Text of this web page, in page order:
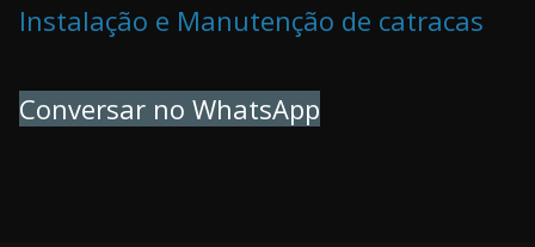
Instalação e Manutenção de catracas
Conversar no WhatsApp